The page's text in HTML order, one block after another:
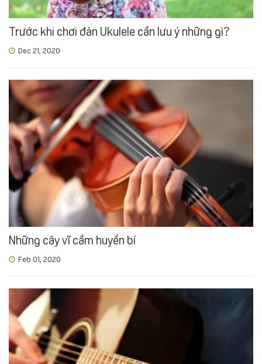
Trước khi chơi đàn Ukulele cần lưu ý những gì?
Dec 21, 2020
Những cây vĩ cầm huyền bí
Feb 01, 2020